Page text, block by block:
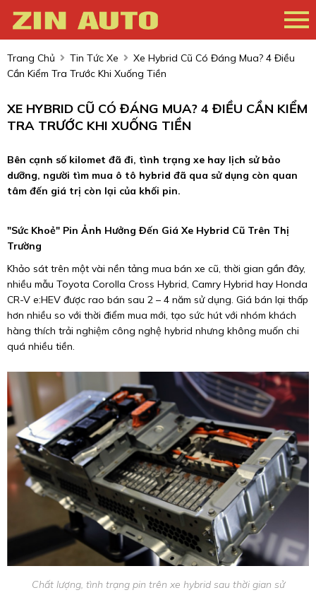
Trang Chủ Tin Tức Xe
Xe Hybrid Cũ Có Đáng Mua? 4 Điều
Cần Kiểm Tra Trước Khi Xuống Tiền
XE HYBRID CŨ CÓ ĐÁNG MUA? 4 ĐIỀU CẦN KIỂM
TRA TRƯỚC KHI XUỐNG TIỀN
Bên cạnh số kilomet đã đi, tình trạng xe hay lịch sử bảo
dưỡng, người tìm mua ô tô hybrid đã qua sử dụng còn quan
tâm đến giá trị còn lại của khối pin.
"Sức Khoẻ" Pin Ảnh Hưởng Đến Giá Xe Hybrid Cũ Trên Thị
Trường
Khảo sát trên một vài nền tảng mua bán xe cũ, thời gian gần đây,
nhiều mẫu Toyota Corolla Cross Hybrid, Camry Hybrid hay Honda
CR-V e:HEV được rao bán sau 2 – 4 năm sử dụng. Giá bán lại thấp
hơn nhiều so với thời điểm mua mới, tạo sức hút với nhóm khách
hàng thích trải nghiệm công nghệ hybrid nhưng không muốn chi
quá nhiều tiền.
Chất lượng, tình trạng pin trên xe hybrid sau thời gian sử